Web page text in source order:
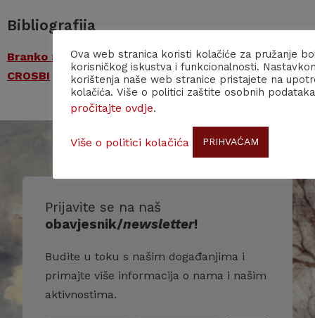
Bibliografija
Branko Sokač – Hrvatska znanstvena bibliografija
CROSBI
Prijavite se na naš
obavjesnik/newsletter!
Budite u toku s našim događanjima i
primajte više informacija o nama i našim
aktivnostima.
Ova web stranica koristi kolačiće za pružanje
korisničkog iskustva i funkcionalnosti.
korištenja naše web stranice pristajete na
kolačića. Više o politici zaštite osobnih podataka
pročitajte ovdje.
Više o politici kolačića PRIHVAĆAM